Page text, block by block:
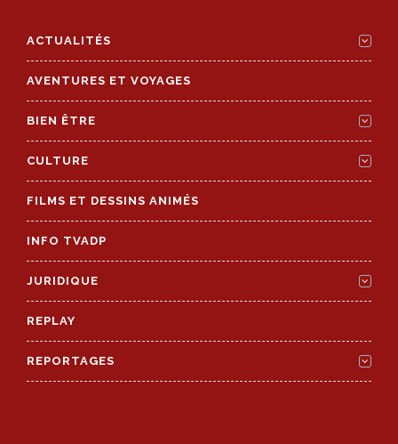
ACTUALITÉS
AVENTURES ET VOYAGES
BIEN ÊTRE
CULTURE
FILMS ET DESSINS ANIMÉS
INFO TVADP
JURIDIQUE
REPLAY
REPORTAGES